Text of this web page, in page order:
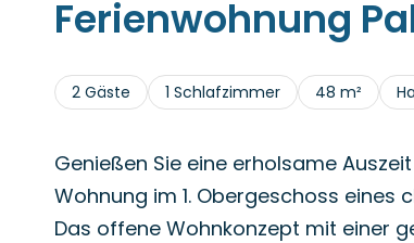
Ferienwohnung
2 Gäste 1 Schlafzimmer 48 m²
Genießen Sie eine erholsame
Wohnung im 1. Obergeschoss eines
Das offene Wohnkonzept mit einer